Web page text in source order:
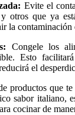
Evite el
otros que ya
la contaminación
Congele los
Esto
el
productos que
sabor italiano,
cocinar de